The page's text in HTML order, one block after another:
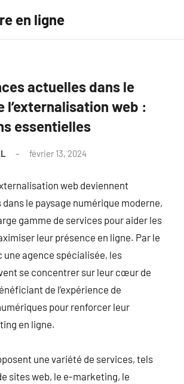
en ligne
actuelles dans le
l’externalisation web :
essentielles
février 13, 2024
web deviennent
le paysage numérique moderne,
gamme de services pour aider les
leur présence en ligne. Par le
agence spécialisée, les
se concentrer sur leur cœur de
de l’expérience de
pour renforcer leur
en ligne.
une variété de services, tels
sites web, le e-marketing, le